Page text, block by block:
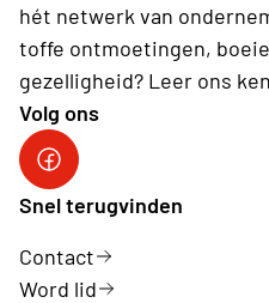
hét netwerk van
toffe ontmoetingen,
gezelligheid? Leer ons
Volg ons
facebookgroep
Snel terugvinden
Contact
Word lid